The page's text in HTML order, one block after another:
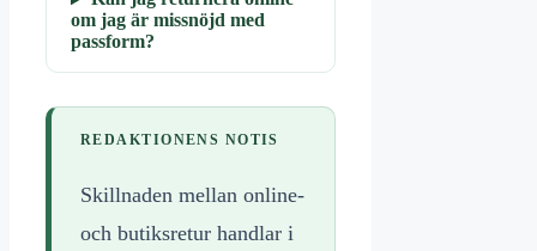
om jag är missnöjd med
passform?
REDAKTIONENS NOTIS
Skillnaden mellan online-
och butiksretur handlar i